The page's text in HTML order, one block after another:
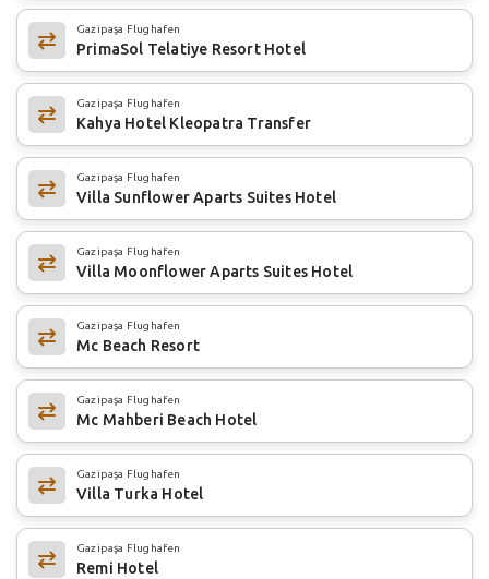
Gazipaşa Flughafen
PrimaSol Telatiye Resort Hotel
Gazipaşa Flughafen
Kahya Hotel Kleopatra Transfer
Gazipaşa Flughafen
Villa Sunflower Aparts Suites Hotel
Gazipaşa Flughafen
Villa Moonflower Aparts Suites Hotel
Gazipaşa Flughafen
Mc Beach Resort
Gazipaşa Flughafen
Mc Mahberi Beach Hotel
Gazipaşa Flughafen
Villa Turka Hotel
Gazipaşa Flughafen
Remi Hotel